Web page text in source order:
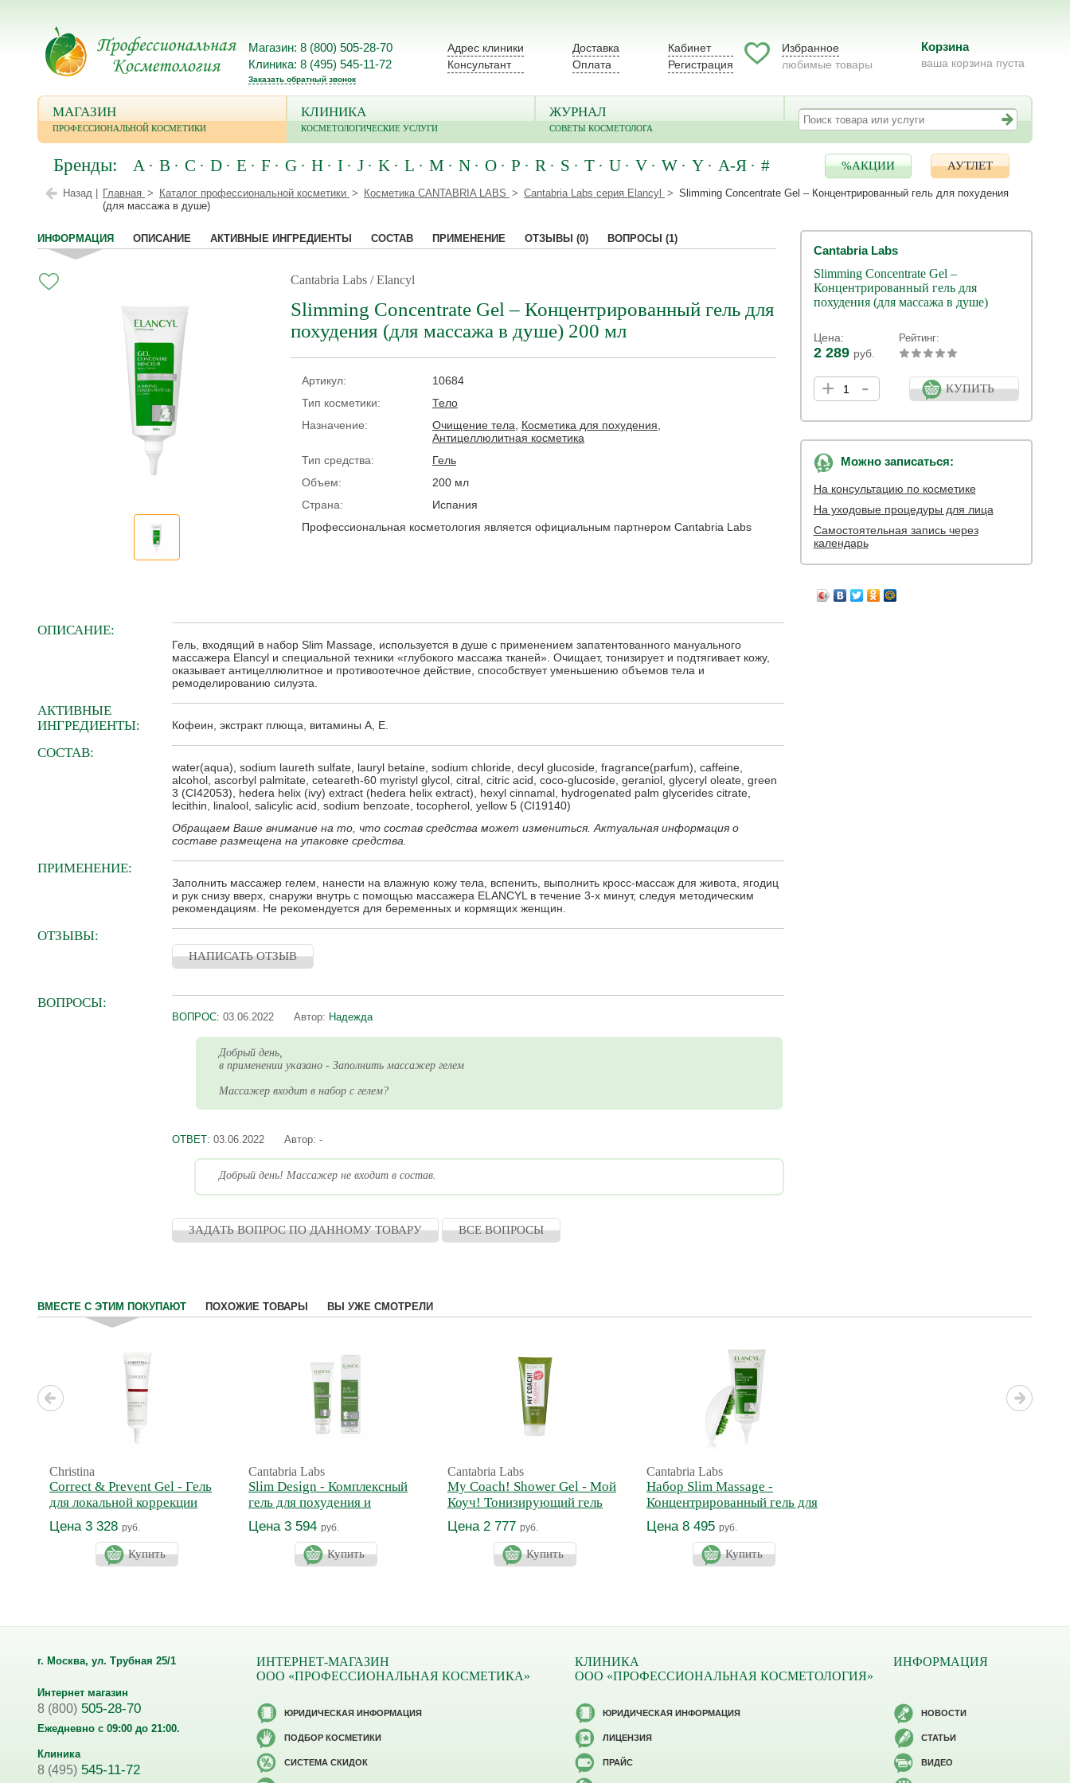
Магазин: 8 (800) 505-28-70
Клиника: 8 (495) 545-11-72
Заказать обратный звонок
Адрес клиники
Консультант
Доставка
Оплата
Кабинет
Регистрация
Избранное
любимые товары
Корзина
ваша корзина пуста
МАГАЗИН
ПРОФЕССИОНАЛЬНОЙ КОСМЕТИКИ
КЛИНИКА
КОСМЕТОЛОГИЧЕСКИЕ УСЛУГИ
ЖУРНАЛ
СОВЕТЫ КОСМЕТОЛОГА
Бренды: A B C D E F G H I J K L M N O P R S T U V W Y А-Я # %АКЦИИ АУТЛЕТ
Назад | Главная Каталог профессиональной косметики Косметика CANTABRIA LABS Cantabria Labs серия Elancyl
Slimming Concentrate Gel – Концентрированный гель для похудения
(для массажа в душе)
ИНФОРМАЦИЯ ОПИСАНИЕ АКТИВНЫЕ ИНГРЕДИЕНТЫ СОСТАВ ПРИМЕНЕНИЕ ОТЗЫВЫ (0) ВОПРОСЫ (1)
Cantabria Labs / Elancyl
Slimming Concentrate Gel – Концентрированный гель для
похудения (для массажа в душе) 200 мл
Артикул:
10684
Тип косметики:
Тело
Назначение:
Очищение тела Косметика для похудения
Антицеллюлитная косметика
Тип средства:
Гель
Объем:
200 мл
Страна:
Испания
Профессиональная косметология является официальным партнером Cantabria Labs
Cantabria Labs
Slimming Concentrate Gel –
Концентрированный гель для
похудения (для массажа в душе)
Цена:
2 289 руб.
Рейтинг:
+ - КУПИТЬ
Можно записаться:
На консультацию по косметике
На уходовые процедуры для лица
Самостоятельная запись через
календарь
ОПИСАНИЕ:
Гель, входящий в набор Slim Massage, используется в душе с применением запатентованного мануального
массажера Elancyl и специальной техники «глубокого массажа тканей». Очищает, тонизирует и подтягивает кожу,
оказывает антицеллюлитное и противоотечное действие, способствует уменьшению объемов тела и
ремоделированию силуэта.
АКТИВНЫЕ
ИНГРЕДИЕНТЫ:
Кофеин, экстракт плюща, витамины А, Е.
СОСТАВ:
water(aqua), sodium laureth sulfate, lauryl betaine, sodium chloride, decyl glucoside, fragrance(parfum), caffeine,
alcohol, ascorbyl palmitate, ceteareth-60 myristyl glycol, citral, citric acid, coco-glucoside, geraniol, glyceryl oleate, green
3 (CI42053), hedera helix (ivy) extract (hedera helix extract), hexyl cinnamal, hydrogenated palm glycerides citrate,
lecithin, linalool, salicylic acid, sodium benzoate, tocopherol, yellow 5 (CI19140)
Обращаем Ваше внимание на то, что состав средства может измениться. Актуальная информация о
составе размещена на упаковке средства.
ПРИМЕНЕНИЕ:
Заполнить массажер гелем, нанести на влажную кожу тела, вспенить, выполнить кросс-массаж для живота, ягодиц
и рук снизу вверх, снаружи внутрь с помощью массажера ELANCYL в течение 3-х минут, следуя методическим
рекомендациям. Не рекомендуется для беременных и кормящих женщин.
ОТЗЫВЫ:
НАПИСАТЬ ОТЗЫВ
ВОПРОСЫ:
ВОПРОС: 03.06.2022 Автор: Надежда
Добрый день,
в применении указано - Заполнить массажер гелем
Массажер входит в набор с гелем?
ОТВЕТ: 03.06.2022 Автор: -
Добрый день! Массажер не входит в состав.
ЗАДАТЬ ВОПРОС ПО ДАННОМУ ТОВАРУ ВСЕ ВОПРОСЫ
ВМЕСТЕ С ЭТИМ ПОКУПАЮТ ПОХОЖИЕ ТОВАРЫ ВЫ УЖЕ СМОТРЕЛИ
Christina
Correct & Prevent Gel - Гель
для локальной коррекции
Цена 3 328 руб.
Купить
Cantabria Labs
Slim Design - Комплексный
гель для похудения и
лифтинга
Цена 3 594 руб.
Купить
Cantabria Labs
My Coach! Shower Gel - Мой
Коуч! Тонизирующий гель
для душа (без мыла)
Цена 2 777 руб.
Купить
Cantabria Labs
Набор Slim Massage -
Концентрированный гель для
похудения + Массажер
Цена 8 495 руб.
Купить
г. Москва, ул. Трубная 25/1
Интернет магазин
8 (800) 505-28-70
Ежедневно с 09:00 до 21:00.
Клиника
8 (495) 545-11-72
ИНТЕРНЕТ-МАГАЗИН
ООО «ПРОФЕССИОНАЛЬНАЯ КОСМЕТИКА»
ЮРИДИЧЕСКАЯ ИНФОРМАЦИЯ
ПОДБОР КОСМЕТИКИ
CИСТЕМА СКИДОК
КЛИНИКА
ООО «ПРОФЕССИОНАЛЬНАЯ КОСМЕТОЛОГИЯ»
ЮРИДИЧЕСКАЯ ИНФОРМАЦИЯ
ЛИЦЕНЗИЯ
ПРАЙС
ИНФОРМАЦИЯ
НОВОСТИ
СТАТЬИ
ВИДЕО